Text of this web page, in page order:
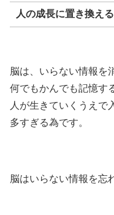
人の成長に置き換える
脳は、いらない情報を
何でもかんでも記憶す
人が生きていくうえで
多すぎる為です。
脳はいらない情報を忘